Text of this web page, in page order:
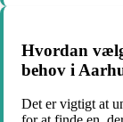
Hvordan
behov i
Det er vigtigt at